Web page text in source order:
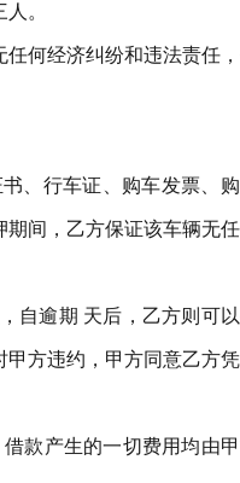
。
何经济纠纷和违法责任
、行车证、购车发票、
间，乙方保证该车辆无
自逾期 天后，乙方则可
方违约，甲方同意乙方
款产生的一切费用均由